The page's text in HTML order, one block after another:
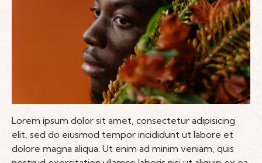
Lorem ipsum dolor sit amet, consectetur adipisicing
elit, sed do eiusmod tempor incididunt ut labore et
dolore magna aliqua. Ut enim ad minim veniam, quis